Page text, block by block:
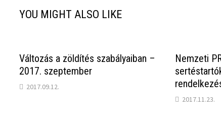
YOU MIGHT ALSO LIKE
Változás a zöldítés szabályaiban –
2017. szeptember
2017.09.12.
Nemzeti
2017.11.23.